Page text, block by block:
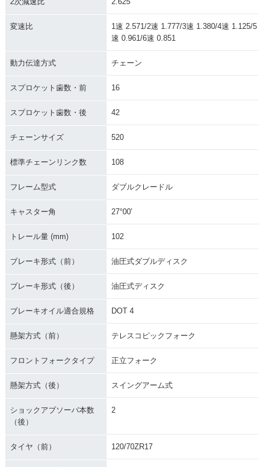
変速比
1速 2.571/2速 1.777/3速 1.380/4速 1.125/5
速 0.961/6速 0.851
動力伝達方式 チェーン
スプロケット歯数・前 16
スプロケット歯数・後 42
チェーンサイズ 520
標準チェーンリンク数 108
フレーム型式 ダブルクレードル
キャスター角 27°00′
トレール量 (mm) 102
ブレーキ形式（前） 油圧式ダブルディスク
ブレーキ形式（後） 油圧式ディスク
ブレーキオイル適合規格 DOT 4
懸架方式（前） テレスコピックフォーク
フロントフォークタイプ 正立フォーク
懸架方式（後） スイングアーム式
ショックアブソーバ本数
（後）
2
タイヤ（前） 120/70ZR17